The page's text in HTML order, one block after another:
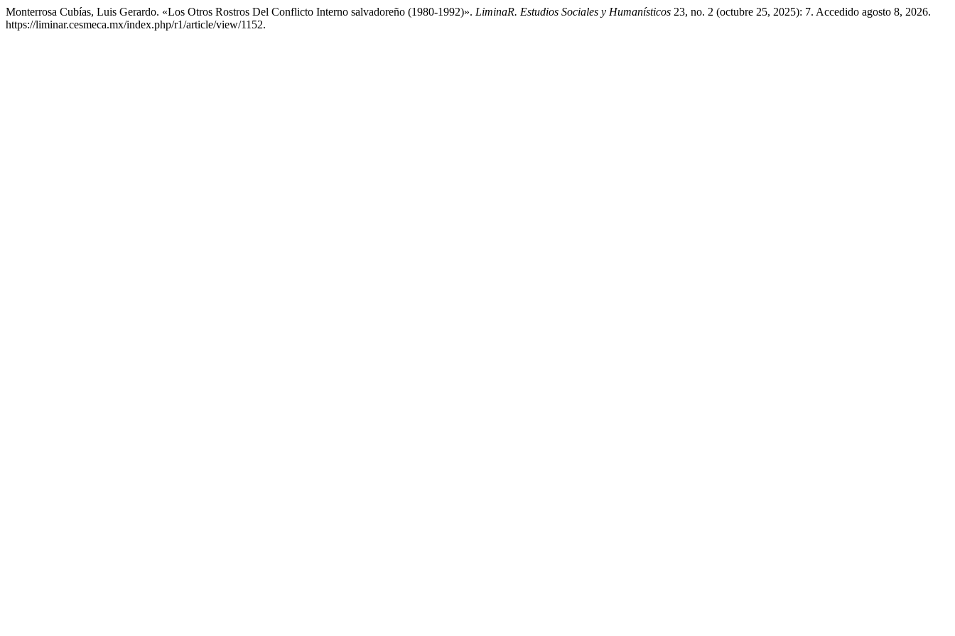
Monterrosa Cubías, Luis Gerardo. «Los Otros Rostros Del Conflicto Interno salvadoreño (1980-1992)». LiminaR. Estudios Sociales y Humanísticos 23, no. 2 (octubre 25, 2025): 7. Accedido agosto 8, 2026.
https://liminar.cesmeca.mx/index.php/r1/article/view/1152.